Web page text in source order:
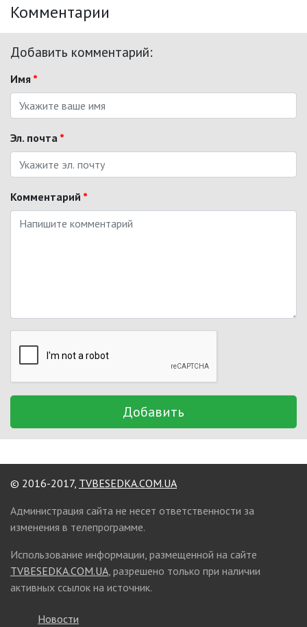
Комментарии
Добавить комментарий:
Имя *
Эл. почта *
Комментарий *
Добавить
© 2016-2017, TVBESEDKA.COM.UA
Администрация сайта не несет ответственности за
изменения в телепрограмме.
Использование информации, размещенной на сайте
TVBESEDKA.COM.UA , разрешено только при наличии
активных ссылок на источник.
Новости